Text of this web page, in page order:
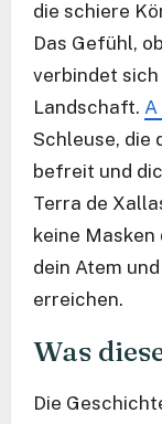
die schiere
Das Gefühl,
verbindet
Landschaft. A
Schleuse, die
befreit und
Terra de
keine
dein Atem
erreichen.
Was
Die